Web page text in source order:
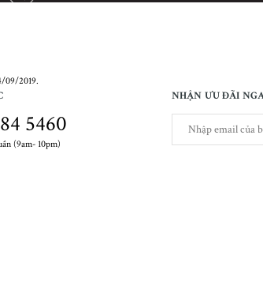
09/2019.
5460
(9am- 10pm)
NHẬN ƯU ĐÃI